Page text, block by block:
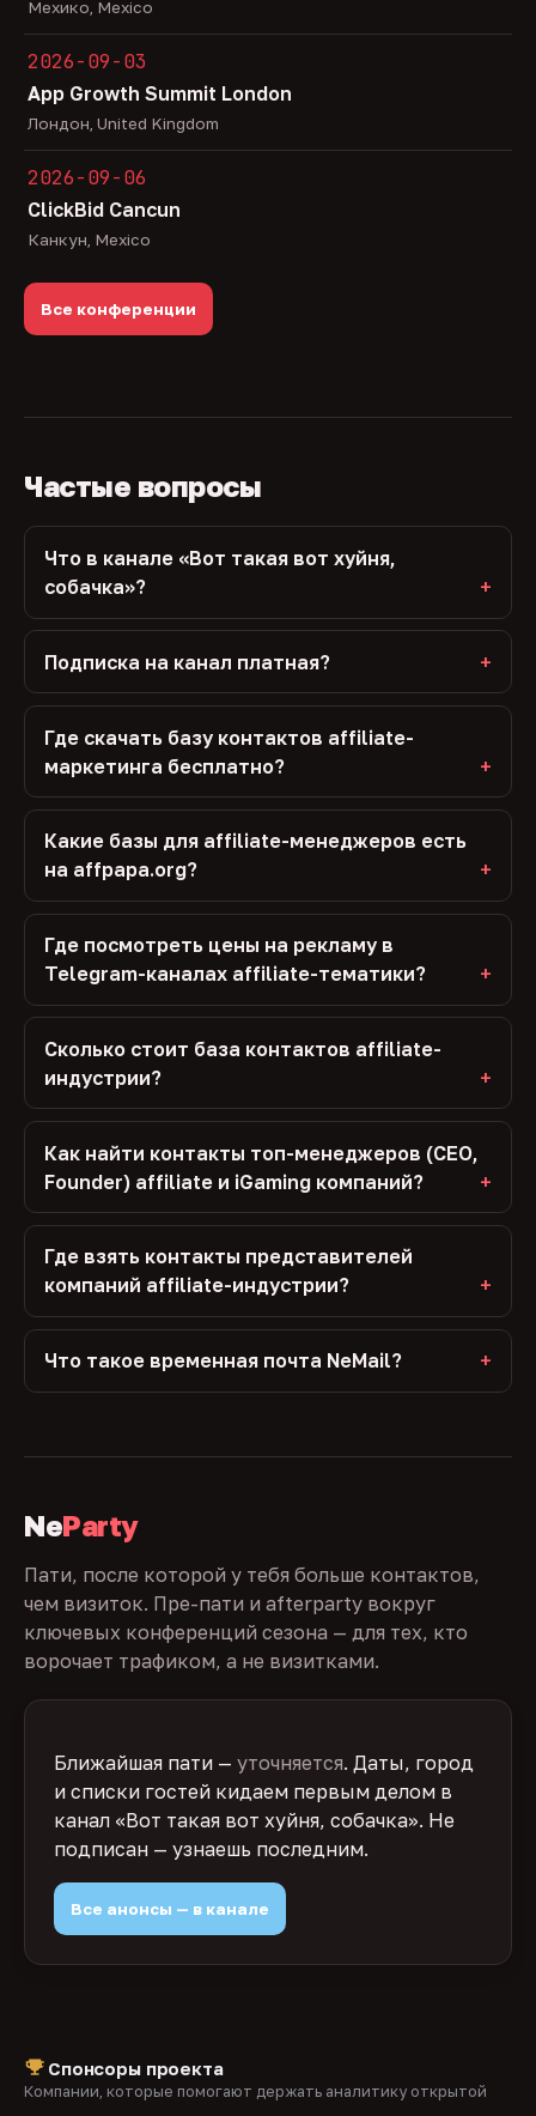
Мехико, Mexico
2026-09-03
App Growth Summit London
Лондон, United Kingdom
2026-09-06
ClickBid Cancun
Канкун, Mexico
Все конференции
Частые вопросы
Что в канале «Вот такая вот хуйня,
собачка»?
Подписка на канал платная?
Где скачать базу контактов affiliate-
маркетинга бесплатно?
Какие базы для affiliate-менеджеров есть
на affpapa.org?
Где посмотреть цены на рекламу в
Telegram-каналах affiliate-тематики?
Сколько стоит база контактов affiliate-
индустрии?
Как найти контакты топ-менеджеров (CEO,
Founder) affiliate и iGaming компаний?
Где взять контакты представителей
компаний affiliate-индустрии?
Что такое временная почта NeMail?
NeParty
Пати, после которой у тебя больше контактов,
чем визиток. Пре-пати и afterparty вокруг
ключевых конференций сезона — для тех, кто
ворочает трафиком, а не визитками.
Ближайшая пати — уточняется. Даты, город
и списки гостей кидаем первым делом в
канал «Вот такая вот хуйня, собачка». Не
подписан — узнаешь последним.
Все анонсы — в канале
Спонсоры проекта
Компании, которые помогают держать аналитику открытой